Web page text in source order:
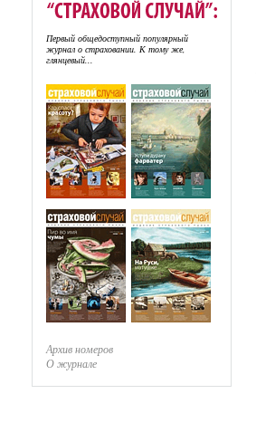
Первый общедоступный популярный
журнал о страховании. К тому же,
глянцевый...
Архив номеров
О журнале